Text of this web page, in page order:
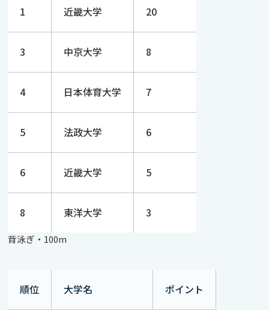
1 近畿大学 20
3 中京大学 8
4 日本体育大学 7
5 法政大学 6
6 近畿大学 5
8 東洋大学 3
背泳ぎ・100m
順位 大学名 ポイント